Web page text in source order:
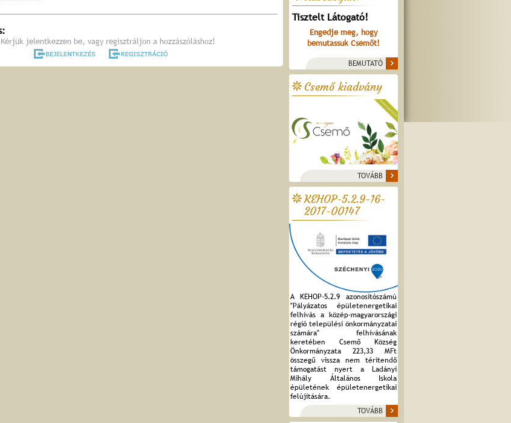
Kérjük jelentkezzen be, vagy regisztráljon a hozzászóláshoz!
Tisztelt Látogató!
Engedje meg, hogy
bemutassuk Csemőt!
BEMUTATÓ
Csemő kiadvány
TOVÁBB
KEHOP-5.2.9-16-
2017-00147
A KEHOP-5.2.9 azonosítószámú
"Pályázatos épületenergetikai
felhívás a közép-magyarországi
régió települési önkormányzatai
számára" felhívásának
keretében Csemő Község
Önkormányzata 223,33 MFt
összegű vissza nem térítendő
támogatást nyert a Ladányi
Mihály Általános Iskola
épületének épületenergetikai
felújítására.
TOVÁBB